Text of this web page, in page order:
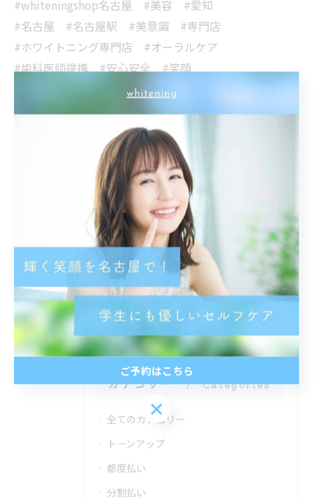
#whiteningshop名古屋 #美容 #愛知
#名古屋 #名古屋駅 #美意識 #専門店
#ホワイトニング専門店 #オーラルケア
#歯科医師提携 #安心安全 #笑顔
#イメチェン #印象UP #美男 #美女
#メイク映え
一覧に戻る 次のページ >
関連タグ
#名古屋
カテゴリー Categories
全てのカテゴリー
トーンアップ
都度払い
分割払い
ご予約はこちら
ご予約はこちら